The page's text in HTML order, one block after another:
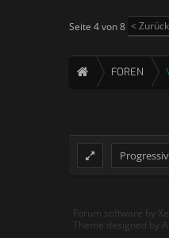
Seite 4 von 8 < Zurück
FOREN
Forum software by
Theme designed by